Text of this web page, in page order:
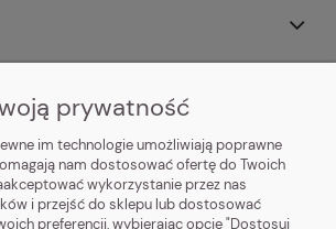
prywatność
im technologie umożliwiają poprawne
nam dostosować ofertę do Twoich
wykorzystanie przez nas
i przejść do sklepu lub dostosować
preferencji, wybierając opcję "Dostosuj